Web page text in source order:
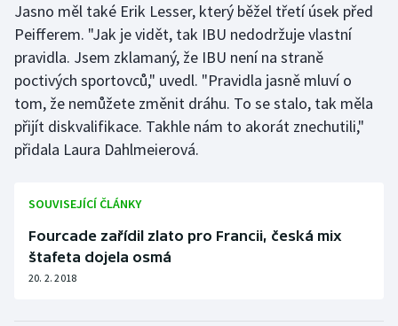
Plážový volejbal
Ragby
Rychlobruslení
Rychlostní kanoistika
Short track
Sportovní střelba
Stolní tenis
Jasno měl také Erik Lesser, který běžel třetí úsek před
Peifferem. "Jak je vidět, tak IBU nedodržuje vlastní
pravidla. Jsem zklamaný, že IBU není na straně
poctivých sportovců," uvedl. "Pravidla jasně mluví o
tom, že nemůžete změnit dráhu. To se stalo, tak měla
přijít diskvalifikace. Takhle nám to akorát znechutili,"
přidala Laura Dahlmeierová.
SOUVISEJÍCÍ ČLÁNKY
Fourcade zařídil zlato pro Francii, česká mix
štafeta dojela osmá
20. 2. 2018